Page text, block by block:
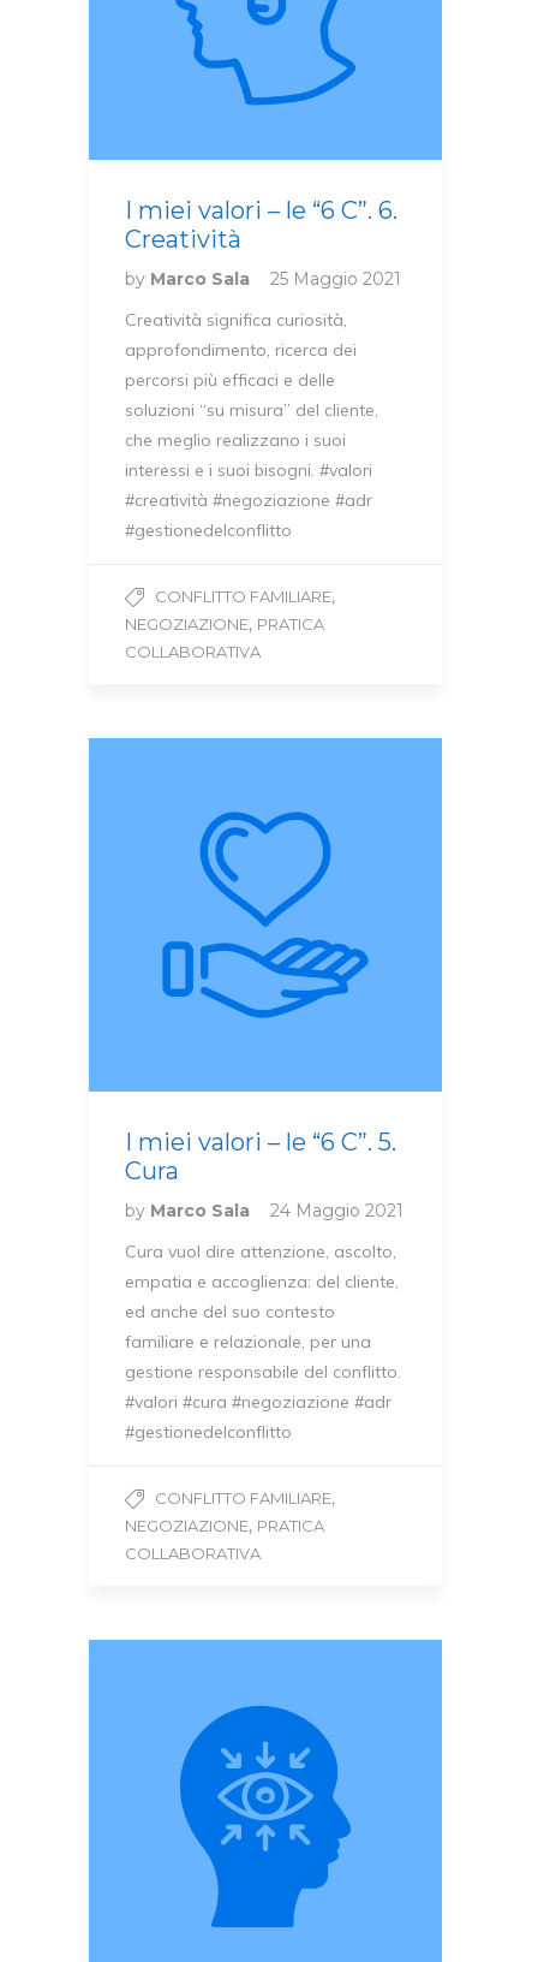
I miei valori – le “6 C”. 6.
Creatività
by Marco Sala
25 Maggio 2021
Creatività significa curiosità,
approfondimento, ricerca dei
percorsi più efficaci e delle
soluzioni “su misura” del cliente,
che meglio realizzano i suoi
interessi e i suoi bisogni. #valori
#creatività #negoziazione #adr
#gestionedelconflitto
CONFLITTO FAMILIARE,
NEGOZIAZIONE, PRATICA
COLLABORATIVA
I miei valori – le “6 C”. 5.
Cura
by Marco Sala
24 Maggio 2021
Cura vuol dire attenzione, ascolto,
empatia e accoglienza: del cliente,
ed anche del suo contesto
familiare e relazionale, per una
gestione responsabile del conflitto.
#valori #cura #negoziazione #adr
#gestionedelconflitto
CONFLITTO FAMILIARE,
NEGOZIAZIONE, PRATICA
COLLABORATIVA